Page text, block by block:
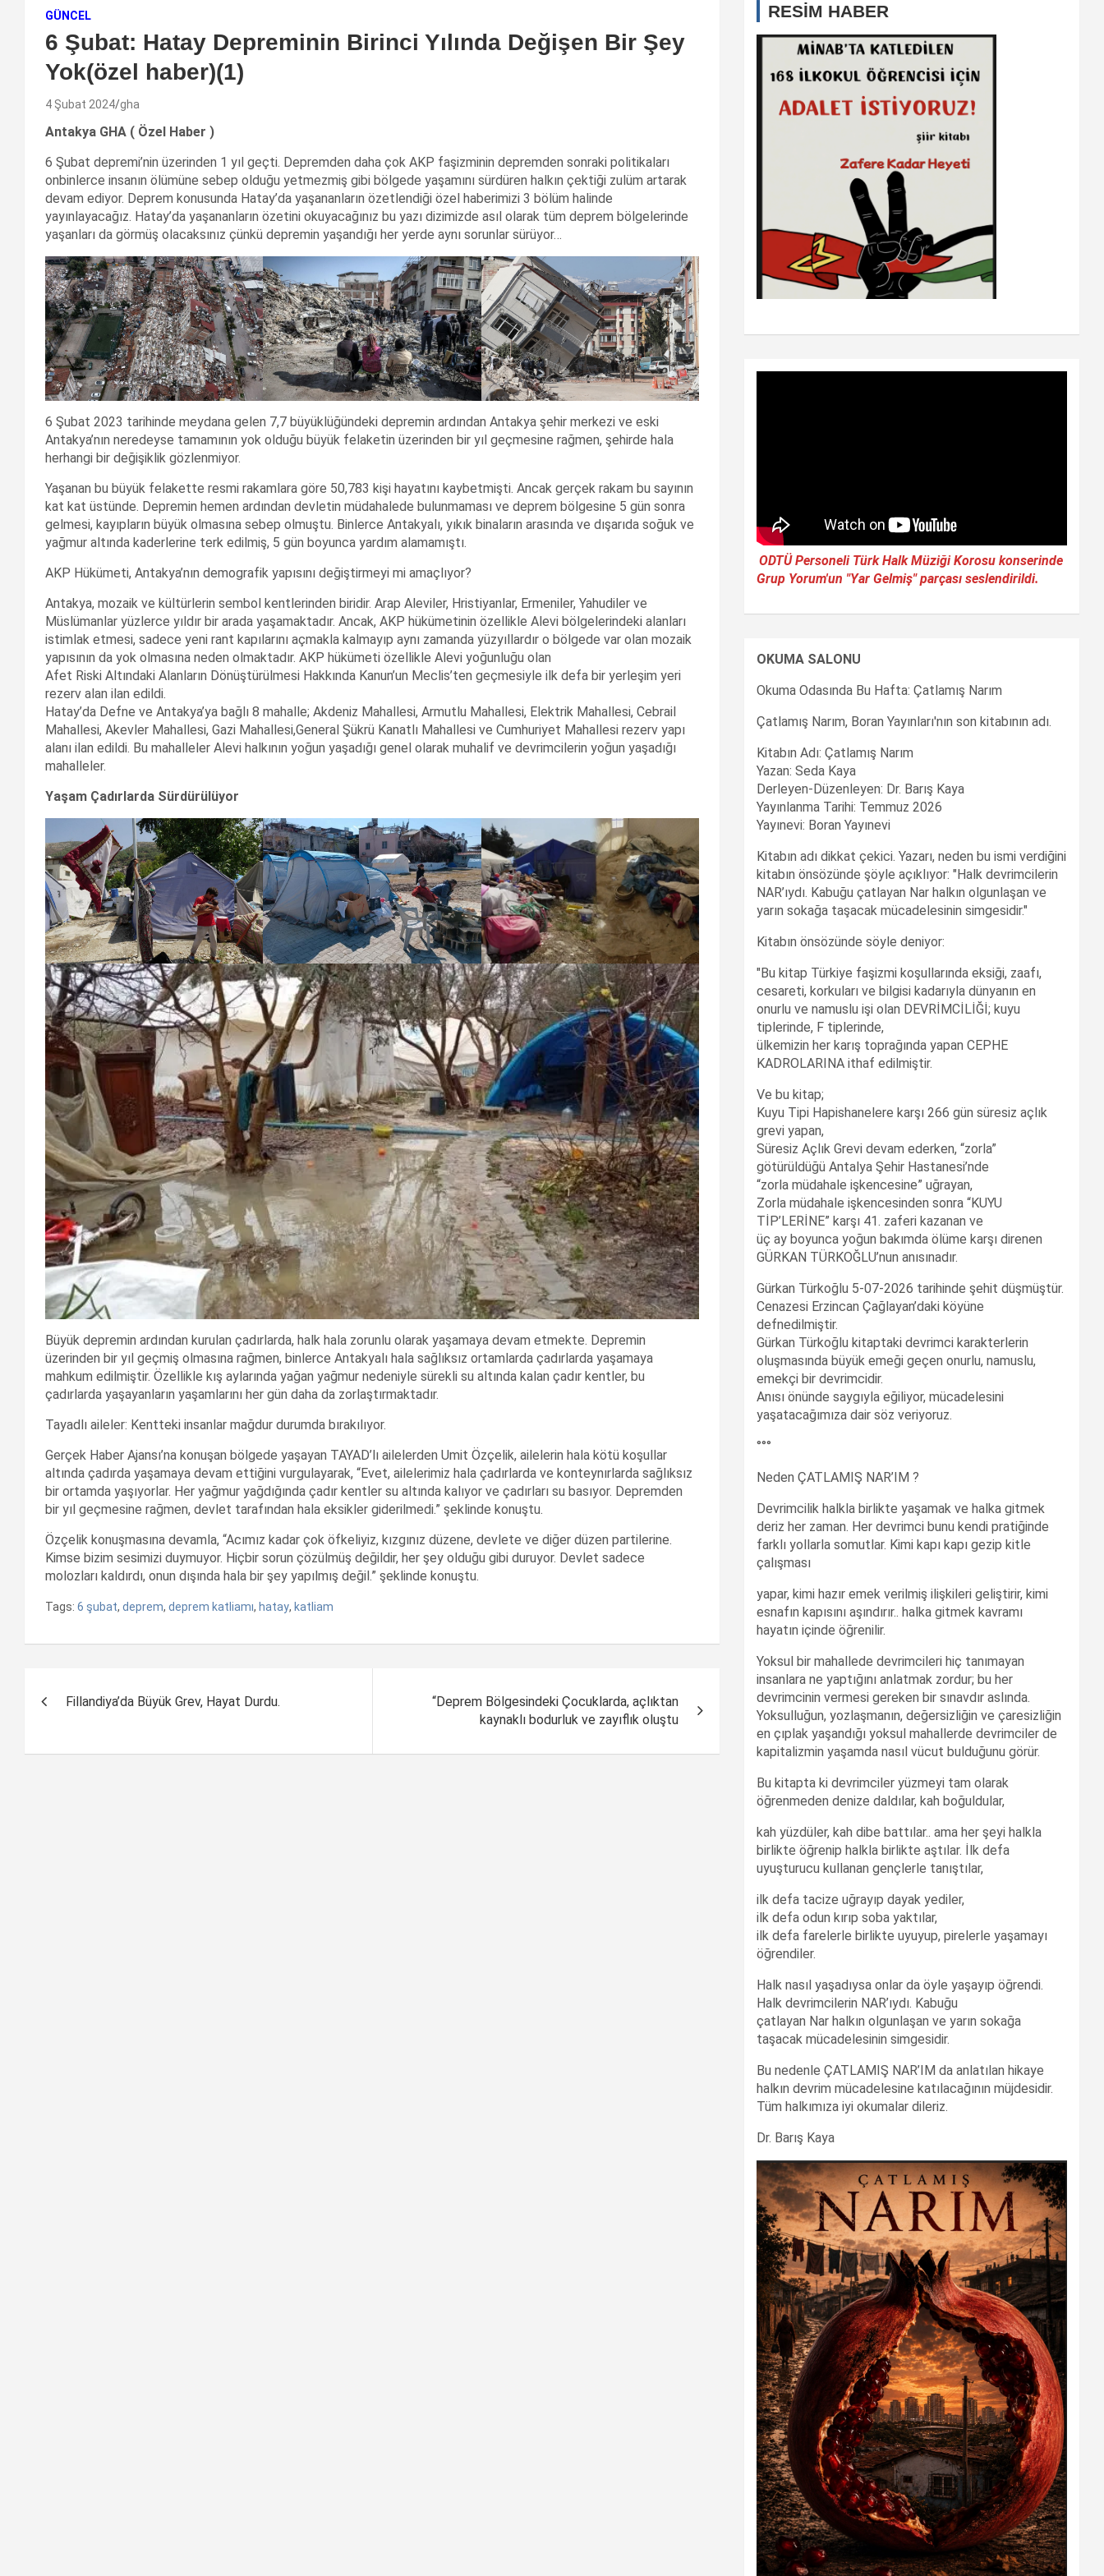
GÜNCEL
6 Şubat: Hatay Depreminin Birinci Yılında Değişen Bir Şey
Yok(özel haber)(1)
4 Şubat 2024 gha
Antakya GHA ( Özel Haber )
6 Şubat depremi’nin üzerinden 1 yıl geçti. Depremden daha çok AKP faşizminin depremden sonraki politikaları
onbinlerce insanın ölümüne sebep olduğu yetmezmiş gibi bölgede yaşamını sürdüren halkın çektiği zulüm artarak
devam ediyor. Deprem konusunda Hatay’da yaşananların özetlendiği özel haberimizi 3 bölüm halinde
yayınlayacağız. Hatay’da yaşananların özetini okuyacağınız bu yazı dizimizde asıl olarak tüm deprem bölgelerinde
yaşanları da görmüş olacaksınız çünkü depremin yaşandığı her yerde aynı sorunlar sürüyor…
6 Şubat 2023 tarihinde meydana gelen 7,7 büyüklüğündeki depremin ardından Antakya şehir merkezi ve eski
Antakya’nın neredeyse tamamının yok olduğu büyük felaketin üzerinden bir yıl geçmesine rağmen, şehirde hala
herhangi bir değişiklik gözlenmiyor.
Yaşanan bu büyük felakette resmi rakamlara göre 50,783 kişi hayatını kaybetmişti. Ancak gerçek rakam bu sayının
kat kat üstünde. Depremin hemen ardından devletin müdahalede bulunmaması ve deprem bölgesine 5 gün sonra
gelmesi, kayıpların büyük olmasına sebep olmuştu. Binlerce Antakyalı, yıkık binaların arasında ve dışarıda soğuk ve
yağmur altında kaderlerine terk edilmiş, 5 gün boyunca yardım alamamıştı.
AKP Hükümeti, Antakya’nın demografik yapısını değiştirmeyi mi amaçlıyor?
Antakya, mozaik ve kültürlerin sembol kentlerinden biridir. Arap Aleviler, Hristiyanlar, Ermeniler, Yahudiler ve
Müslümanlar yüzlerce yıldır bir arada yaşamaktadır. Ancak, AKP hükümetinin özellikle Alevi bölgelerindeki alanları
istimlak etmesi, sadece yeni rant kapılarını açmakla kalmayıp aynı zamanda yüzyıllardır o bölgede var olan mozaik
yapısının da yok olmasına neden olmaktadır. AKP hükümeti özellikle Alevi yoğunluğu olan
Afet Riski Altındaki Alanların Dönüştürülmesi Hakkında Kanun’un Meclis’ten geçmesiyle ilk defa bir yerleşim yeri
rezerv alan ilan edildi.
Hatay’da Defne ve Antakya’ya bağlı 8 mahalle; Akdeniz Mahallesi, Armutlu Mahallesi, Elektrik Mahallesi, Cebrail
Mahallesi, Akevler Mahallesi, Gazi Mahallesi,General Şükrü Kanatlı Mahallesi ve Cumhuriyet Mahallesi rezerv yapı
alanı ilan edildi. Bu mahalleler Alevi halkının yoğun yaşadığı genel olarak muhalif ve devrimcilerin yoğun yaşadığı
mahalleler.
Yaşam Çadırlarda Sürdürülüyor
Büyük depremin ardından kurulan çadırlarda, halk hala zorunlu olarak yaşamaya devam etmekte. Depremin
üzerinden bir yıl geçmiş olmasına rağmen, binlerce Antakyalı hala sağlıksız ortamlarda çadırlarda yaşamaya
mahkum edilmiştir. Özellikle kış aylarında yağan yağmur nedeniyle sürekli su altında kalan çadır kentler, bu
çadırlarda yaşayanların yaşamlarını her gün daha da zorlaştırmaktadır.
Tayadlı aileler: Kentteki insanlar mağdur durumda bırakılıyor.
Gerçek Haber Ajansı’na konuşan bölgede yaşayan TAYAD’lı ailelerden Umit Özçelik, ailelerin hala kötü koşullar
altında çadırda yaşamaya devam ettiğini vurgulayarak, “Evet, ailelerimiz hala çadırlarda ve konteynırlarda sağlıksız
bir ortamda yaşıyorlar. Her yağmur yağdığında çadır kentler su altında kalıyor ve çadırları su basıyor. Depremden
bir yıl geçmesine rağmen, devlet tarafından hala eksikler giderilmedi.” şeklinde konuştu.
Özçelik konuşmasına devamla, “Acımız kadar çok öfkeliyiz, kızgınız düzene, devlete ve diğer düzen partilerine.
Kimse bizim sesimizi duymuyor. Hiçbir sorun çözülmüş değildir, her şey olduğu gibi duruyor. Devlet sadece
molozları kaldırdı, onun dışında hala bir şey yapılmış değil.” şeklinde konuştu.
Tags: 6 şubat, deprem, deprem katliamı, hatay, katliam
dolaşımı
Fillandiya’da Büyük Grev, Hayat Durdu.
“Deprem Bölgesindeki Çocuklarda, açlıktan
kaynaklı bodurluk ve zayıflık oluştu
RESİM HABER
ODTÜ Personeli Türk Halk Müziği Korosu konserinde
Grup Yorum'un "Yar Gelmiş" parçası seslendirildi.
OKUMA SALONU
Okuma Odasında Bu Hafta: Çatlamış Narım
Çatlamış Narım, Boran Yayınları'nın son kitabının adı.
Kitabın Adı: Çatlamış Narım
Yazan: Seda Kaya
Derleyen-Düzenleyen: Dr. Barış Kaya
Yayınlanma Tarihi: Temmuz 2026
Yayınevi: Boran Yayınevi
Kitabın adı dikkat çekici. Yazarı, neden bu ismi verdiğini
kitabın önsözünde şöyle açıklıyor: "Halk devrimcilerin
NAR’ıydı. Kabuğu çatlayan Nar halkın olgunlaşan ve
yarın sokağa taşacak mücadelesinin simgesidir."
Kitabın önsözünde söyle deniyor:
"Bu kitap Türkiye faşizmi koşullarında eksiği, zaafı,
cesareti, korkuları ve bilgisi kadarıyla dünyanın en
onurlu ve namuslu işi olan DEVRİMCİLİĞİ; kuyu
tiplerinde, F tiplerinde,
ülkemizin her karış toprağında yapan CEPHE
KADROLARINA ithaf edilmiştir.
Ve bu kitap;
Kuyu Tipi Hapishanelere karşı 266 gün süresiz açlık
grevi yapan,
Süresiz Açlık Grevi devam ederken, “zorla”
götürüldüğü Antalya Şehir Hastanesi’nde
“zorla müdahale işkencesine” uğrayan,
Zorla müdahale işkencesinden sonra “KUYU
TİP’LERİNE” karşı 41. zaferi kazanan ve
üç ay boyunca yoğun bakımda ölüme karşı direnen
GÜRKAN TÜRKOĞLU’nun anısınadır.
Gürkan Türkoğlu 5-07-2026 tarihinde şehit düşmüştür.
Cenazesi Erzincan Çağlayan’daki köyüne
defnedilmiştir.
Gürkan Türkoğlu kitaptaki devrimci karakterlerin
oluşmasında büyük emeği geçen onurlu, namuslu,
emekçi bir devrimcidir.
Anısı önünde saygıyla eğiliyor, mücadelesini
yaşatacağımıza dair söz veriyoruz.
°°°
Neden ÇATLAMIŞ NAR’IM ?
Devrimcilik halkla birlikte yaşamak ve halka gitmek
deriz her zaman. Her devrimci bunu kendi pratiğinde
farklı yollarla somutlar. Kimi kapı kapı gezip kitle
çalışması
yapar, kimi hazır emek verilmiş ilişkileri geliştirir, kimi
esnafın kapısını aşındırır.. halka gitmek kavramı
hayatın içinde öğrenilir.
Yoksul bir mahallede devrimcileri hiç tanımayan
insanlara ne yaptığını anlatmak zordur; bu her
devrimcinin vermesi gereken bir sınavdır aslında.
Yoksulluğun, yozlaşmanın, değersizliğin ve çaresizliğin
en çıplak yaşandığı yoksul mahallerde devrimciler de
kapitalizmin yaşamda nasıl vücut bulduğunu görür.
Bu kitapta ki devrimciler yüzmeyi tam olarak
öğrenmeden denize daldılar, kah boğuldular,
kah yüzdüler, kah dibe battılar.. ama her şeyi halkla
birlikte öğrenip halkla birlikte aştılar. İlk defa
uyuşturucu kullanan gençlerle tanıştılar,
ilk defa tacize uğrayıp dayak yediler,
ilk defa odun kırıp soba yaktılar,
ilk defa farelerle birlikte uyuyup, pirelerle yaşamayı
öğrendiler.
Halk nasıl yaşadıysa onlar da öyle yaşayıp öğrendi.
Halk devrimcilerin NAR’ıydı. Kabuğu
çatlayan Nar halkın olgunlaşan ve yarın sokağa
taşacak mücadelesinin simgesidir.
Bu nedenle ÇATLAMIŞ NAR’IM da anlatılan hikaye
halkın devrim mücadelesine katılacağının müjdesidir.
Tüm halkımıza iyi okumalar dileriz.
Dr. Barış Kaya